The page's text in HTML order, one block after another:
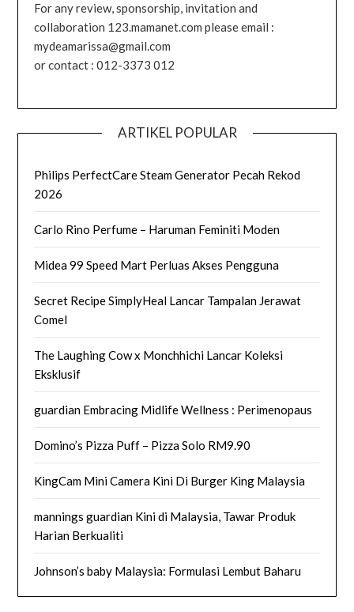
For any review, sponsorship, invitation and
collaboration 123.mamanet.com please email :
mydeamarissa@gmail.com
or contact : 012-3373 012
ARTIKEL POPULAR
Philips PerfectCare Steam Generator Pecah Rekod
2026
Carlo Rino Perfume – Haruman Feminiti Moden
Midea 99 Speed Mart Perluas Akses Pengguna
Secret Recipe SimplyHeal Lancar Tampalan Jerawat
Comel
The Laughing Cow x Monchhichi Lancar Koleksi
Eksklusif
guardian Embracing Midlife Wellness : Perimenopaus
Domino’s Pizza Puff – Pizza Solo RM9.90
KingCam Mini Camera Kini Di Burger King Malaysia
mannings guardian Kini di Malaysia, Tawar Produk
Harian Berkualiti
Johnson’s baby Malaysia: Formulasi Lembut Baharu